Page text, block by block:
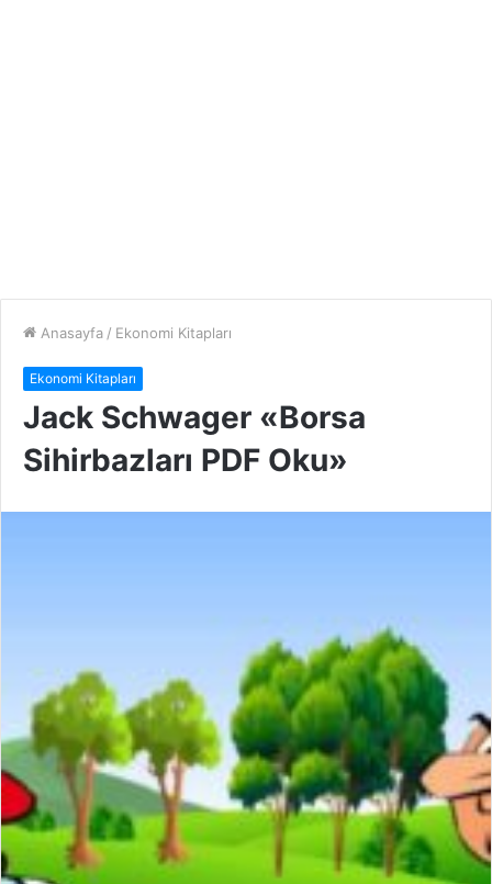
Anasayfa / Ekonomi Kitapları
Ekonomi Kitapları
Jack Schwager «Borsa
Sihirbazları PDF Oku»